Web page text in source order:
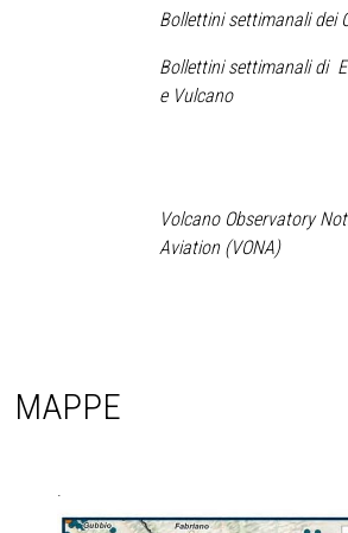
Bollettini settimanali dei
Bollettini settimanali di
e Vulcano
Volcano Observatory
Aviation (VONA)
MAPPE
.